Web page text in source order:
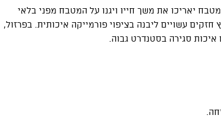
יאריכו את משך חייו ויגנו על המטבח מפני בלאי
עשויים ליבנה בציפוי פורמייקה איכותית. בפרזול,
איכות סגירה בסטנדרט גבוה.